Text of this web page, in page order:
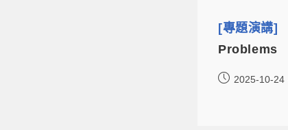
[專題演講]
Problems
2025-10-24